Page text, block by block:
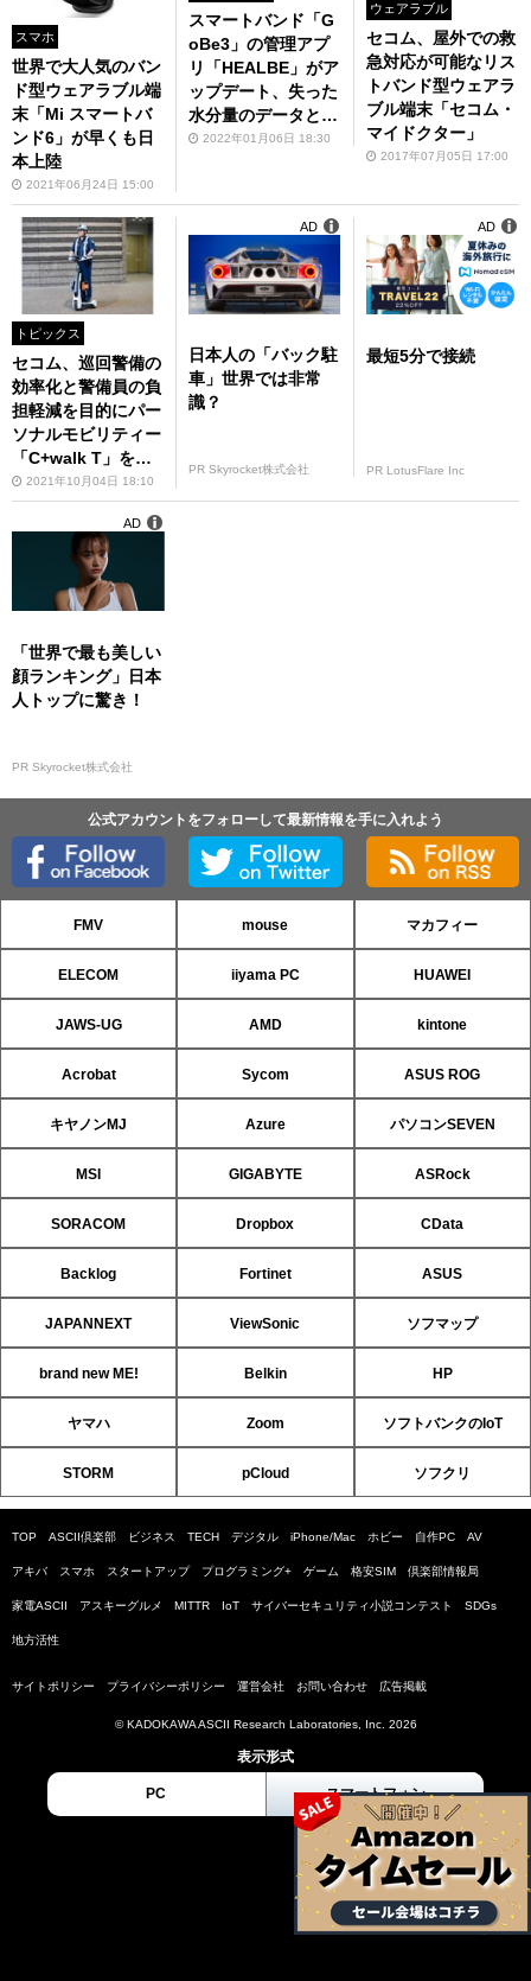
スマホ
世界で大人気のバン
ド型ウェアラブル端
末「Mi スマートバ
ンド6」が早くも日
本上陸
2021年06月24日 15:00
スマートバンド「G
oBe3」の管理アプ
リ「HEALBE」がア
ップデート、失った
水分量のデータと水
分バランスのレベル
2022年01月06日 18:30
ウェアラブル
セコム、屋外での救
急対応が可能なリス
トバンド型ウェアラ
ブル端末「セコム・
マイドクター」
2017年07月05日 17:00
トピックス
セコム、巡回警備の
効率化と警備員の負
担軽減を目的にパー
ソナルモビリティー
「C+walk T」を常
駐警備サービスに導
入
2021年10月04日 18:10
日本人の「バック駐
車」世界では非常
識？
PR Skyrocket株式会社
AD
最短5分で接続
PR LotusFlare Inc
AD
「世界で最も美しい
顔ランキング」日本
人トップに驚き！
PR Skyrocket株式会社
AD
公式アカウントをフォローして最新情報を手に入れよう
FMV mouse マカフィー
ELECOM iiyama PC HUAWEI
JAWS-UG AMD kintone
Acrobat Sycom ASUS ROG
キヤノンMJ Azure パソコンSEVEN
MSI GIGABYTE ASRock
SORACOM Dropbox CData
Backlog Fortinet ASUS
JAPANNEXT ViewSonic ソフマップ
brand new ME! Belkin HP
ヤマハ Zoom ソフトバンクのIoT
STORM pCloud ソフクリ
TOP ASCII倶楽部 ビジネス TECH デジタル iPhone/Mac ホビー 自作PC AV
アキバ スマホ スタートアップ プログラミング+ ゲーム 格安SIM 倶楽部情報局
家電ASCII アスキーグルメ MITTR IoT サイバーセキュリティ小説コンテスト SDGs
地方活性
サイトポリシー プライバシーポリシー 運営会社 お問い合わせ 広告掲載
© KADOKAWA ASCII Research Laboratories, Inc. 2026
表示形式
PC スマートフォン